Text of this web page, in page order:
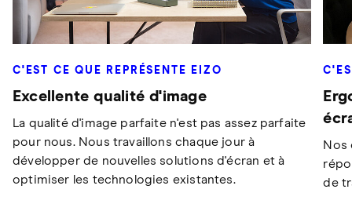
C'EST CE QUE REPRÉSENTE EIZO
Excellente qualité d'image
La qualité d'image parfaite n'est pas assez parfaite
pour nous. Nous travaillons chaque jour à
développer de nouvelles solutions d'écran et à
optimiser les technologies existantes.
Nos
de